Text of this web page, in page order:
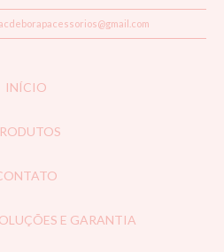
INÍCIO
E GARANTIA